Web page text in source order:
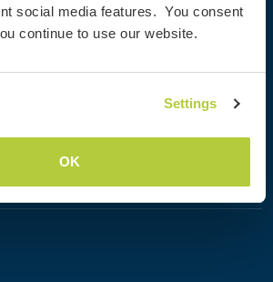
social media features. You consent
continue to use our website.
Settings
OK